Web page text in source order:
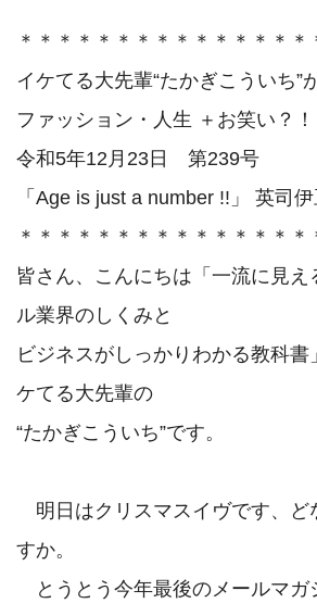
＊＊＊＊＊＊＊＊＊＊＊＊＊＊＊
イケてる大先輩“たかぎこういち”
ファッション・人生 ＋お笑い？！
令和5年12月23日　第239号
「Age is just a number !!」 英司
＊＊＊＊＊＊＊＊＊＊＊＊＊＊＊
皆さん、こんにちは「一流に見え
ル業界のしくみと
ビジネスがしっかりわかる教科書
ケてる大先輩の
“たかぎこういち”です。
明日はクリスマスイヴです、ど
すか。
とうとう今年最後のメールマガ